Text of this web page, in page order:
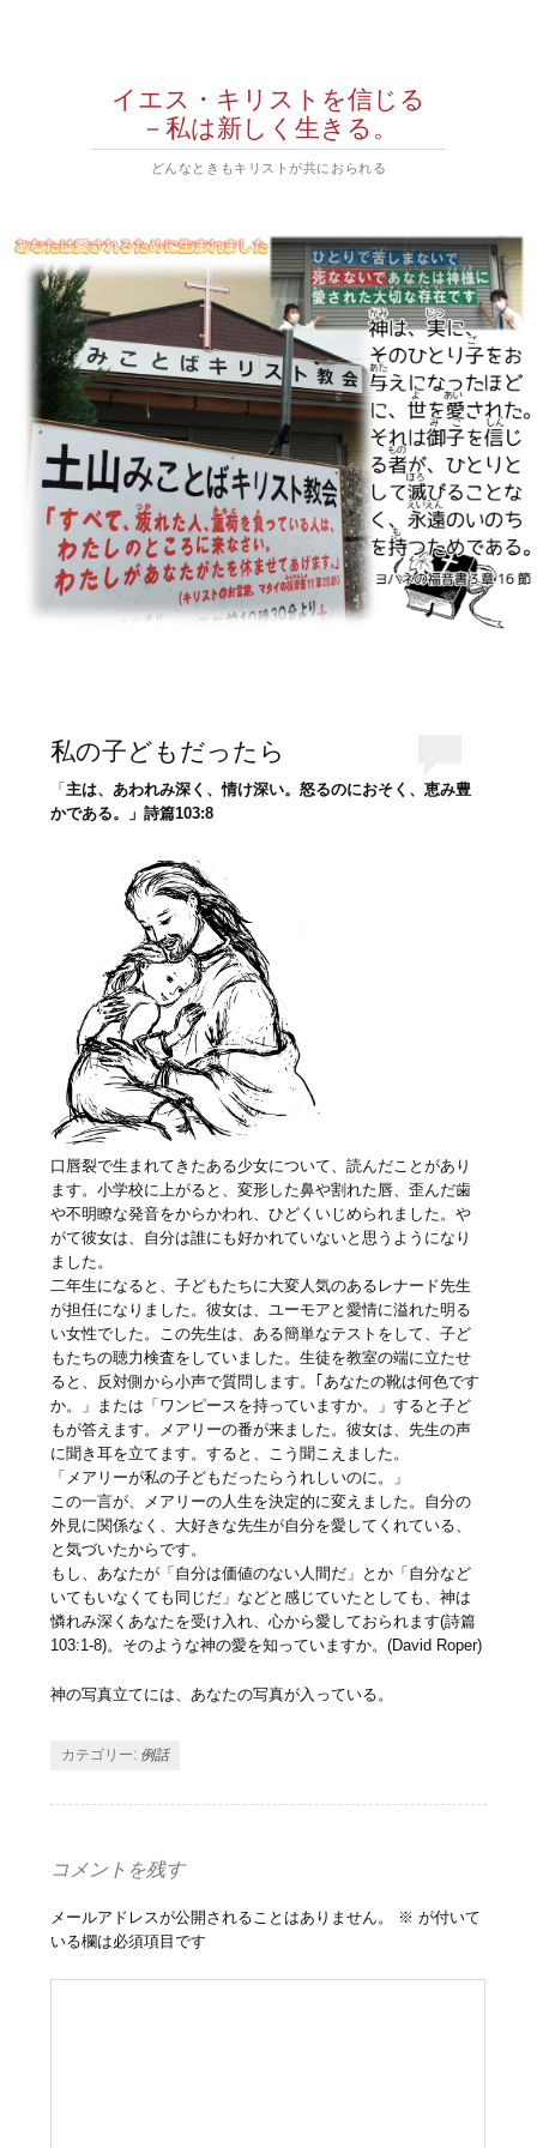
イエス・キリストを信じる
－私は新しく生きる。
どんなときもキリストが共におられる
私の子どもだったら
「主は、あわれみ深く、情け深い。怒るのにおそく、恵み豊
かである。」詩篇103:8
口唇裂で生まれてきたある少女について、読んだことがあり
ます。小学校に上がると、変形した鼻や割れた唇、歪んだ歯
や不明瞭な発音をからかわれ、ひどくいじめられました。や
がて彼女は、自分は誰にも好かれていないと思うようになり
ました。
二年生になると、子どもたちに大変人気のあるレナード先生
が担任になりました。彼女は、ユーモアと愛情に溢れた明る
い女性でした。この先生は、ある簡単なテストをして、子ど
もたちの聴力検査をしていました。生徒を教室の端に立たせ
ると、反対側から小声で質問します。｢あなたの靴は何色です
か。」または「ワンピースを持っていますか。」すると子ど
もが答えます。メアリーの番が来ました。彼女は、先生の声
に聞き耳を立てます。すると、こう聞こえました。
「メアリーが私の子どもだったらうれしいのに。」
この一言が、メアリーの人生を決定的に変えました。自分の
外見に関係なく、大好きな先生が自分を愛してくれている、
と気づいたからです。
もし、あなたが「自分は価値のない人間だ」とか「自分など
いてもいなくても同じだ」などと感じていたとしても、神は
憐れみ深くあなたを受け入れ、心から愛しておられます(詩篇
103:1-8)。そのような神の愛を知っていますか。(David Roper)
神の写真立てには、あなたの写真が入っている。
カテゴリー: 例話
コメントを残す
メールアドレスが公開されることはありません。 ※ が付いて
いる欄は必須項目です